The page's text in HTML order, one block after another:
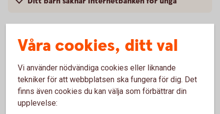
Mobilt BankID
Börja med att skaffa ett BankID till barnet som kan
användas för banktjänster - vi kallar det Mobilt
SäkerhetsID.
Våra cookies, ditt val
Vi använder nödvändiga cookies eller liknande
tekniker för att webbplatsen ska fungera för dig. Det
finns även cookies du kan välja som förbättrar din
upplevelse: